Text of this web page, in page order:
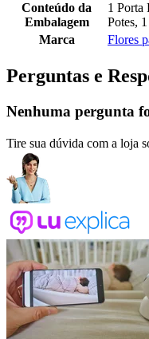
Conteúdo da
Embalagem
1 Porta
Potes,
Marca
Flores
Perguntas e
Nenhuma pergunta
Tire sua dúvida com a loja